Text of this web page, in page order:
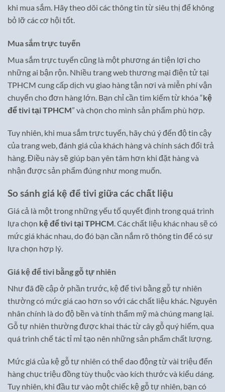
khi mua sắm. Hãy theo dõi các thông tin từ siêu thị để không
bỏ lỡ các cơ hội tốt.
Mua sắm trực tuyến
Mua sắm trực tuyến cũng là một phương án tiện lợi cho
những ai bận rộn. Nhiều trang web thương mại điện tử tại
TPHCM cung cấp dịch vụ giao hàng tận nơi và miễn phí vận
chuyển cho đơn hàng lớn. Bạn chỉ cần tìm kiếm từ khóa “kệ
để tivi tại TPHCM” và chọn cho mình sản phẩm phù hợp.
Tuy nhiên, khi mua sắm trực tuyến, hãy chú ý đến độ tin cậy
của trang web, đánh giá của khách hàng và chính sách đổi trả
hàng. Điều này sẽ giúp bạn yên tâm hơn khi đặt hàng và
nhận được sản phẩm đúng như mong muốn.
So sánh giá kệ để tivi giữa các chất liệu
Giá cả là một trong những yếu tố quyết định trong quá trình
lựa chọn kệ để tivi tại TPHCM . Các chất liệu khác nhau sẽ có
mức giá khác nhau, do đó bạn cần nắm rõ thông tin để có sự
lựa chọn hợp lý.
Giá kệ để tivi bằng gỗ tự nhiên
Như đã đề cập ở phần trước, kệ để tivi bằng gỗ tự nhiên
thường có mức giá cao hơn so với các chất liệu khác. Nguyên
nhân chính là do độ bền và tính thẩm mỹ mà chúng mang lại.
Gỗ tự nhiên thường được khai thác từ cây gỗ quý hiếm, qua
quá trình chế tác tỉ mỉ tạo nên những sản phẩm chất lượng.
Mức giá của kệ gỗ tự nhiên có thể dao động từ vài triệu đến
hàng chục triệu đồng tùy thuộc vào kích thước và kiểu dáng.
Tuy nhiên, khi đầu tư vào một chiếc kệ gỗ tự nhiên, bạn có